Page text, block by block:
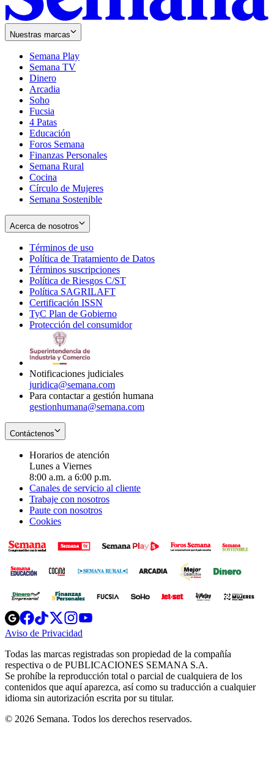
Nuestras marcas
Semana Play
Semana TV
Dinero
Arcadia
Soho
in
new
window
Fucsia
in
new
window
4 Patas
Educación
Foros Semana
Finanzas Personales
Semana Rural
Cocina
Círculo de Mujeres
Semana Sostenible
Acerca de nosotros
Términos de uso
in
new
window
Política de Tratamiento de Datos
Términos suscripciones
in
Política de Riesgos C/ST
Política SAGRILAFT
new
window
Certificación ISSN
in
new
TyC Plan de Gobierno
in
Protección del consumidorOpens
Notificaciones judiciales
juridica@semana.com
Para contactar a gestión humana
gestionhumana@semana.com
Contáctenos
Horarios de atención
Lunes a Viernes
8:00 a.m. a 6:00 p.m.
Canales de servicio al cliente
Trabaje con nosotros
Paute con nosotros
Cookies
Opens
in
new
Opens
in
new
Opens
in
new
window
Opens
new
windowwindow
Aviso de Privacidad
new
window
Todas las marcas registradas son propiedad de la compañía
respectiva o de PUBLICACIONES SEMANA S.A.
Se prohíbe la reproducción total o parcial de cualquiera de los
contenidos que aquí aparezca, así como su traducción a cualquier
idioma sin autorización escrita por su titular.
© 2026 Semana. Todos los derechos reservados.